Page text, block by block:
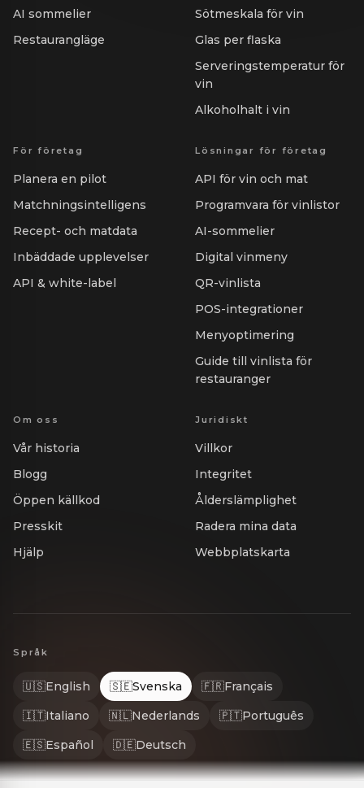
AI sommelier
Restaurangläge
Sötmeskala för vin
Glas per flaska
Serveringstemperatur för
vin
Alkoholhalt i vin
För företag
Planera en pilot
Matchningsintelligens
Recept- och matdata
Inbäddade upplevelser
API & white-label
Lösningar för företag
API för vin och mat
Programvara för vinlistor
AI-sommelier
Digital vinmeny
QR-vinlista
POS-integrationer
Menyoptimering
Guide till vinlista för
restauranger
Om oss
Vår historia
Blogg
Öppen källkod
Presskit
Hjälp
Juridiskt
Villkor
Integritet
Ålderslämplighet
Radera mina data
Webbplatskarta
Språk
🇺🇸English 🇸🇪Svenska 🇫🇷Français
🇮🇹Italiano 🇳🇱Nederlands 🇵🇹Português
🇪🇸Español 🇩🇪Deutsch